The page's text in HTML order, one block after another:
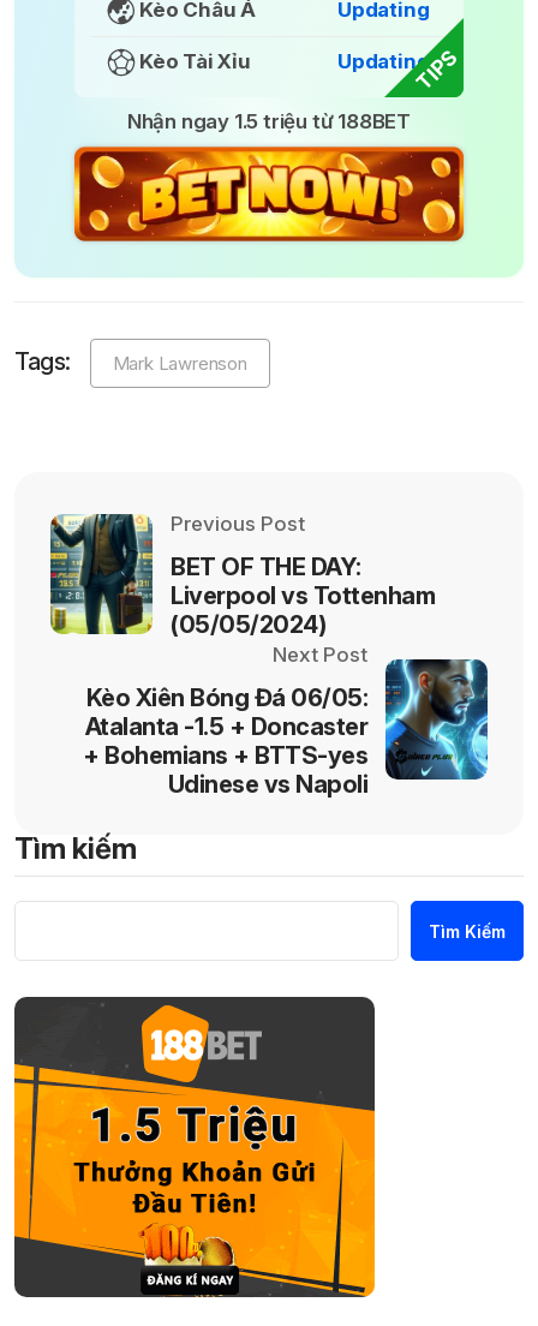
TIPS
Kèo Châu Á Updating
Kèo Tài Xỉu Updating
Nhận ngay 1.5 triệu từ 188BET
Tags: Mark Lawrenson
Previous Post
BET OF THE DAY:
Liverpool vs Tottenham
(05/05/2024)
Next Post
Kèo Xiên Bóng Đá 06/05:
Atalanta -1.5 + Doncaster
+ Bohemians + BTTS-yes
Udinese vs Napoli
Tìm kiếm
Tìm Kiếm